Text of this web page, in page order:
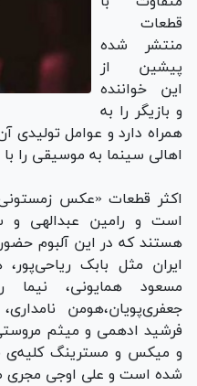
قطعات
منتشر شده‌
پیشین از
این خواننده
و بازیگر را به
همراه دارد و عوامل تولیدی
اهالی سینما به موسیقی را با
اکثر قطعات «عکس زمستونی
است و رامین عبدالهی و
هستند که در این آلبوم حضور
ایران مثل بابک
مسعود همایونی، نیما
جعفری‌پویان،هومن
فرشید ادهمی و میثم مروستی
و میکس و مسترینگ کلیه‌ی
شده است و علی اوجی مجری